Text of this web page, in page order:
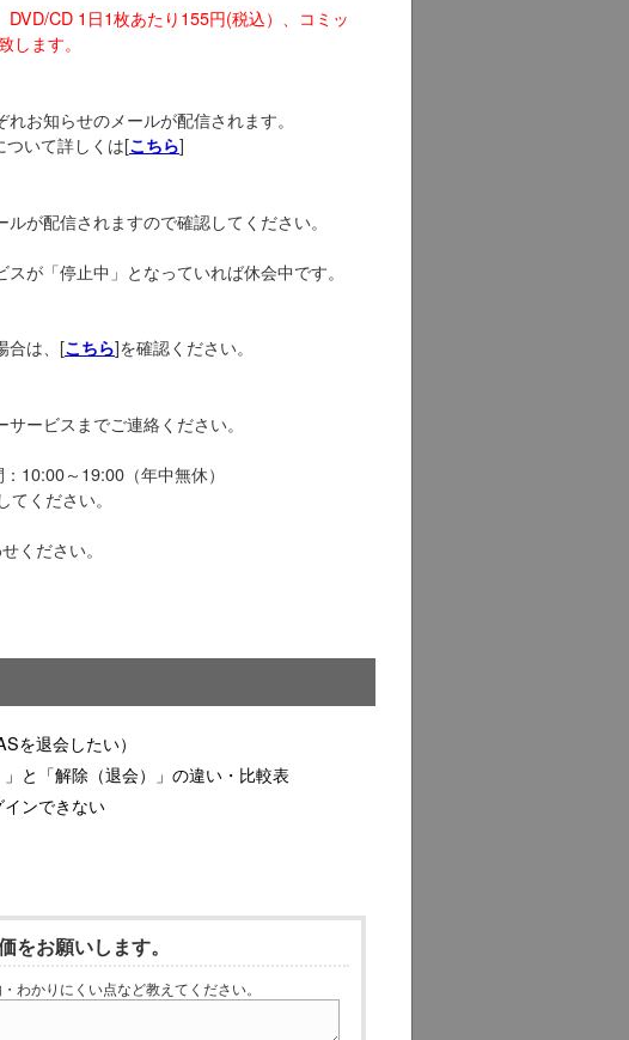
CD 1日1枚あたり155円(税込）、コミッ
ます。
お知らせのメールが配信されます。
ついて詳しくは[こちら]
が配信されますので確認してください。
が「停止中」となっていれば休会中です。
合は、[こちら]を確認ください。
ービスまでご連絡ください。
10:00～19:00（年中無休）
ください。
ください。
を退会したい）
と「解除（退会）」の違い・比較表
ンできない
をお願いします。
わかりにくい点など教えてください。